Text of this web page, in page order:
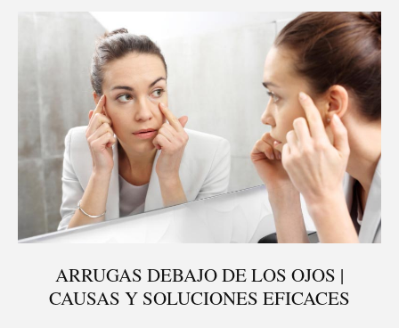
ARRUGAS DEBAJO DE LOS OJOS |
CAUSAS Y SOLUCIONES EFICACES